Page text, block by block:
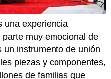
una experiencia
muy emocional de
un instrumento de unión
piezas y componentes,
de familias que